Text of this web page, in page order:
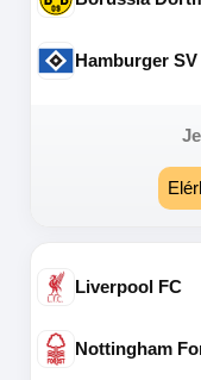
Hamburger SV
Liverpool FC
Nottingham